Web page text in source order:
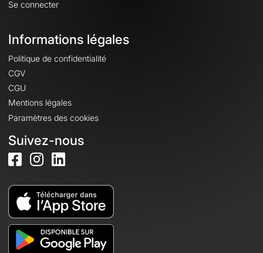
Se connecter
Informations légales
Politique de confidentialité
CGV
CGU
Mentions légales
Paramètres des cookies
Suivez-nous